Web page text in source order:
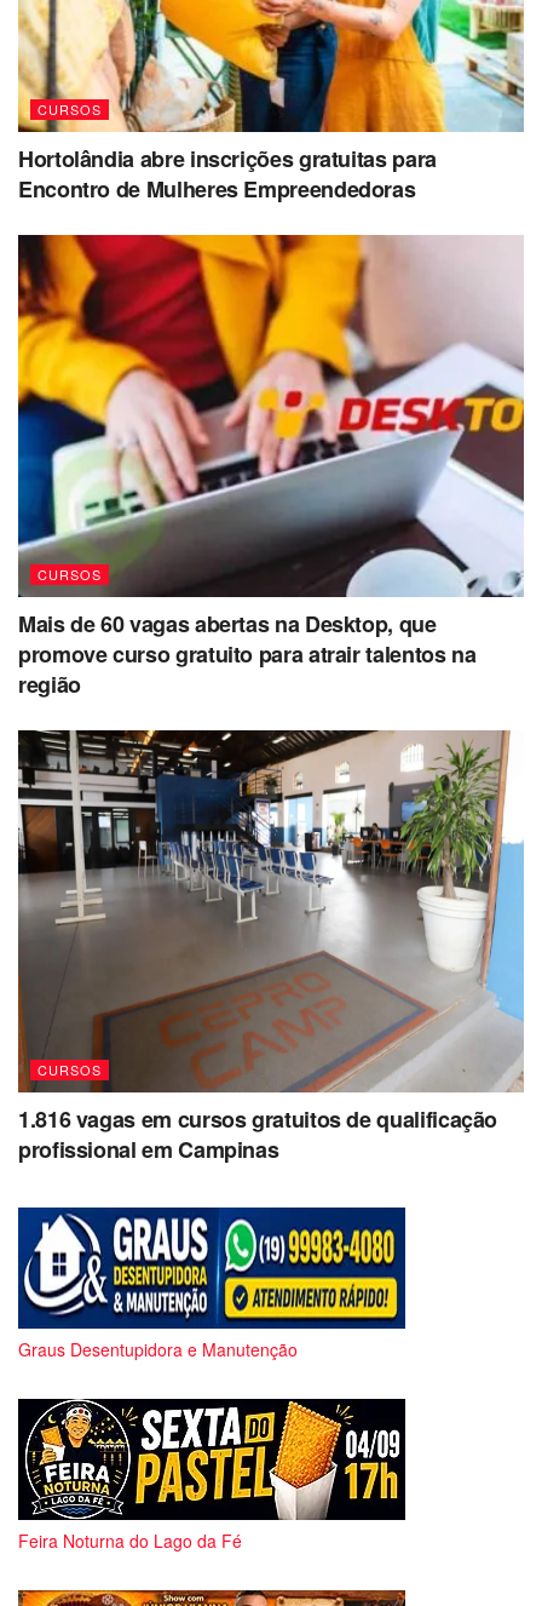
CURSOS
Hortolândia abre inscrições gratuitas para
Encontro de Mulheres Empreendedoras
CURSOS
Mais de 60 vagas abertas na Desktop, que
promove curso gratuito para atrair talentos na
região
CURSOS
1.816 vagas em cursos gratuitos de qualificação
profissional em Campinas
Graus Desentupidora e Manutenção
Feira Noturna do Lago da Fé